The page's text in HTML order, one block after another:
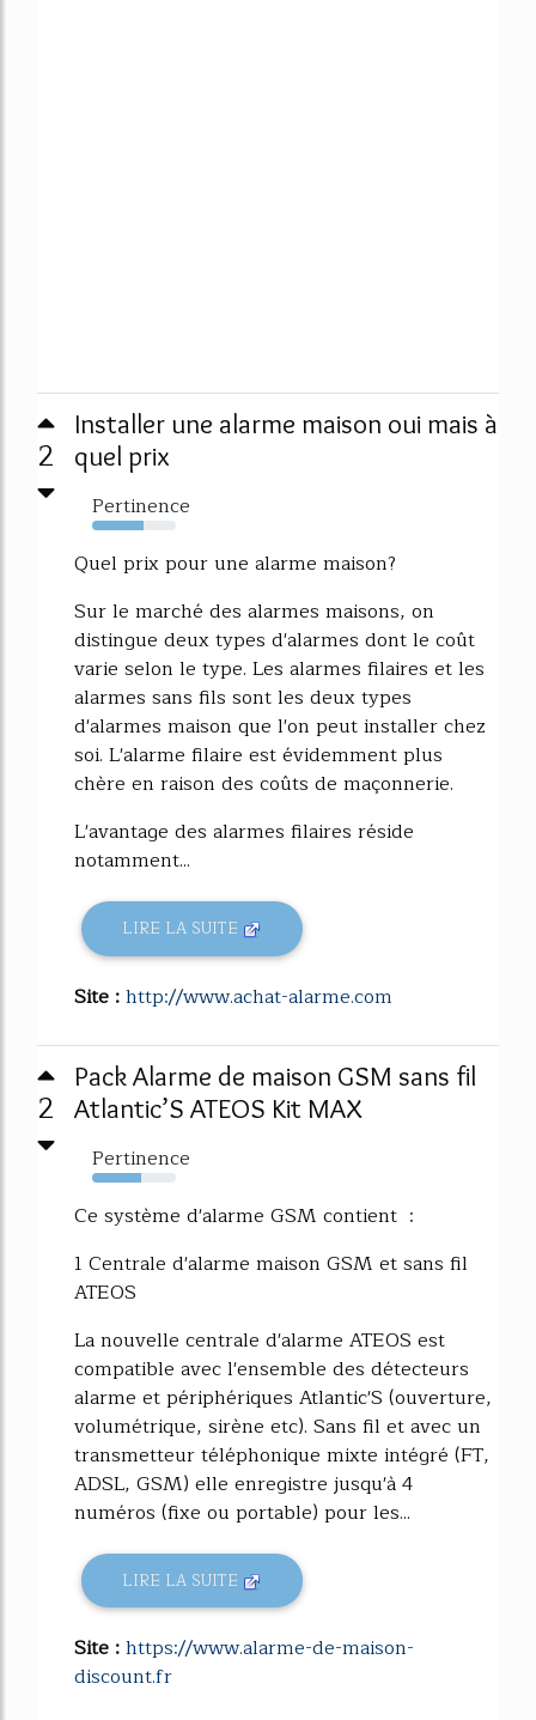
2
Installer une alarme maison oui mais à
quel prix
Pertinence
61%
Quel prix pour une alarme maison?
Sur le marché des alarmes maisons, on
distingue deux types d'alarmes dont le coût
varie selon le type. Les alarmes filaires et les
alarmes sans fils sont les deux types
d'alarmes maison que l'on peut installer chez
soi. L'alarme filaire est évidemment plus
chère en raison des coûts de maçonnerie.
L'avantage des alarmes filaires réside
notamment...
LIRE LA SUITE
Site :http://www.achat-alarme.com
2
Pack Alarme de maison GSM sans fil
Atlantic’S ATEOS Kit MAX
Pertinence
59%
Ce système d'alarme GSM contient :
1 Centrale d'alarme maison GSM et sans fil
ATEOS
La nouvelle centrale d'alarme ATEOS est
compatible avec l'ensemble des détecteurs
alarme et périphériques Atlantic'S (ouverture,
volumétrique, sirène etc). Sans fil et avec un
transmetteur téléphonique mixte intégré (FT,
ADSL, GSM) elle enregistre jusqu'à 4
numéros (fixe ou portable) pour les...
LIRE LA SUITE
Site :https://www.alarme-de-maison-
discount.fr